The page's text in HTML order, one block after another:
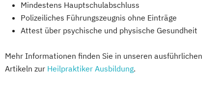
Mindestens Hauptschulabschluss
Polizeiliches Führungszeugnis ohne Einträge
Attest über psychische und physische Gesundheit
Mehr Informationen finden Sie in unseren ausführlichen
Artikeln zur Heilpraktiker Ausbildung.